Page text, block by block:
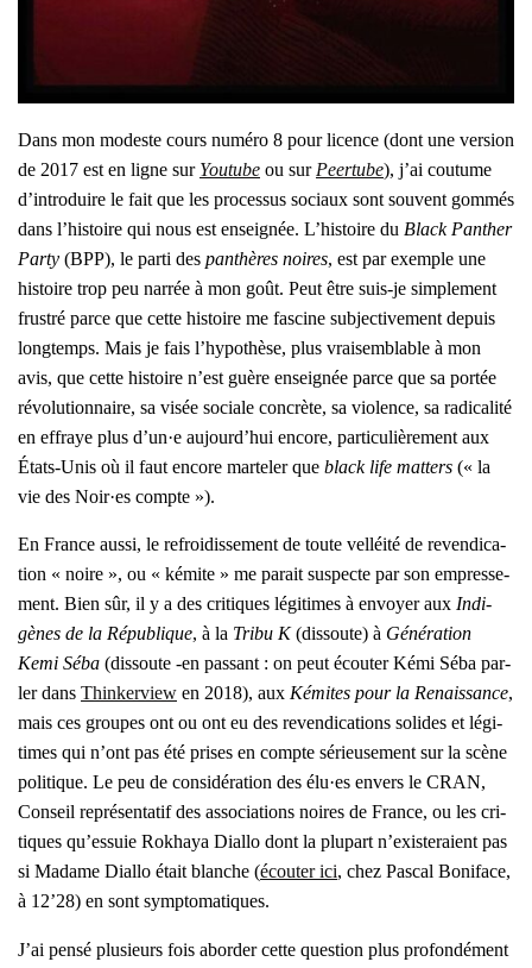
Dans mon modeste cours numé­ro 8 pour licence (dont une ver­sion
de 2017 est en ligne sur You­tube ou sur Peer­tube), j’ai cou­tume
d’in­tro­duire le fait que les pro­ces­sus sociaux sont sou­vent gom­més
dans l’his­toire qui nous est ensei­gnée. L’his­toire du Black Pan­ther
Par­ty (BPP), le par­ti des pan­thères noires, est par exemple une
his­toire trop peu nar­rée à mon goût. Peut être suis-je sim­ple­ment
frus­tré parce que cette his­toire me fas­cine sub­jec­ti­ve­ment depuis
long­temps. Mais je fais l’hy­po­thèse, plus vrai­sem­blable à mon
avis, que cette his­toire n’est guère ensei­gnée parce que sa por­tée
révo­lu­tion­naire, sa visée sociale concrète, sa vio­lence, sa radi­ca­li­té
en effraye plus d’un·e aujourd’­hui encore, par­ti­cu­liè­re­ment aux
États-Unis où il faut encore mar­te­ler que black life mat­ters (« la
vie des Noir·es compte »).
En France aus­si, le refroi­dis­se­ment de toute vel­léi­té de reven­di­ca­
tion « noire », ou « kémite » me parait sus­pecte par son empres­se­
ment. Bien sûr, il y a des cri­tiques légi­times à envoyer aux Indi­
gènes de la Répu­blique, à la Tri­bu K(dis­soute) à Géné­ra­tion
Kemi Séba (dis­soute ‑en pas­sant : on peut écou­ter Kémi Séba par­
ler dans Thin­ker­view en 2018), aux Kémites pour la Renais­sance,
mais ces groupes ont ou ont eu des reven­di­ca­tions solides et légi­
times qui n’ont pas été prises en compte sérieu­se­ment sur la scène
poli­tique. Le peu de consi­dé­ra­tion des élu·es envers le CRAN,
Conseil repré­sen­ta­tif des asso­cia­tions noires de France, ou les cri­
tiques qu’es­suie Rokhaya Dial­lo dont la plu­part n’exis­te­raient pas
si Madame Dial­lo était blanche (écou­ter ici, chez Pas­cal Boni­face,
à 12’28) en sont symp­to­ma­tiques.
J’ai pen­sé plu­sieurs fois abor­der cette ques­tion plus pro­fon­dé­ment